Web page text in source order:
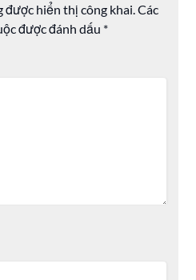
được hiển thị công khai. Các
được đánh dấu *